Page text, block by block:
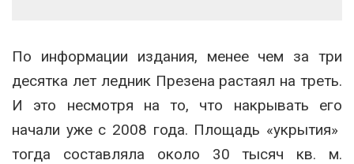
По информации издания, менее чем за три
десятка лет ледник Презена растаял на треть.
И это несмотря на то, что накрывать его
начали уже с 2008 года. Площадь «укрытия»
тогда составляла около 30 тысяч кв. м.